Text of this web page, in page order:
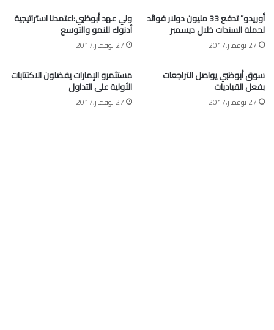
أوريدو” تدفع 33 مليون دولار فوائد
لحملة السندات خلال ديسمبر
27 نوفمبر,2017
ولي عهد أبوظبي:اعتمدنا استراتيجية
أدنوك للنمو والتوسع
27 نوفمبر,2017
سوق أبوظبي يواصل التراجعات
بفعل القياديات
27 نوفمبر,2017
مستثمرو الإمارات يفضلون الاكتتابات
الأولية على التداول
27 نوفمبر,2017